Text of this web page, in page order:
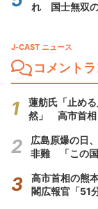
れ 国士無双の
J-CAST ニュース
コメント
蓮舫氏「止め
然」 高市首相
広島原爆の日
非難 「この国
高市首相の熊
閣広報官「51